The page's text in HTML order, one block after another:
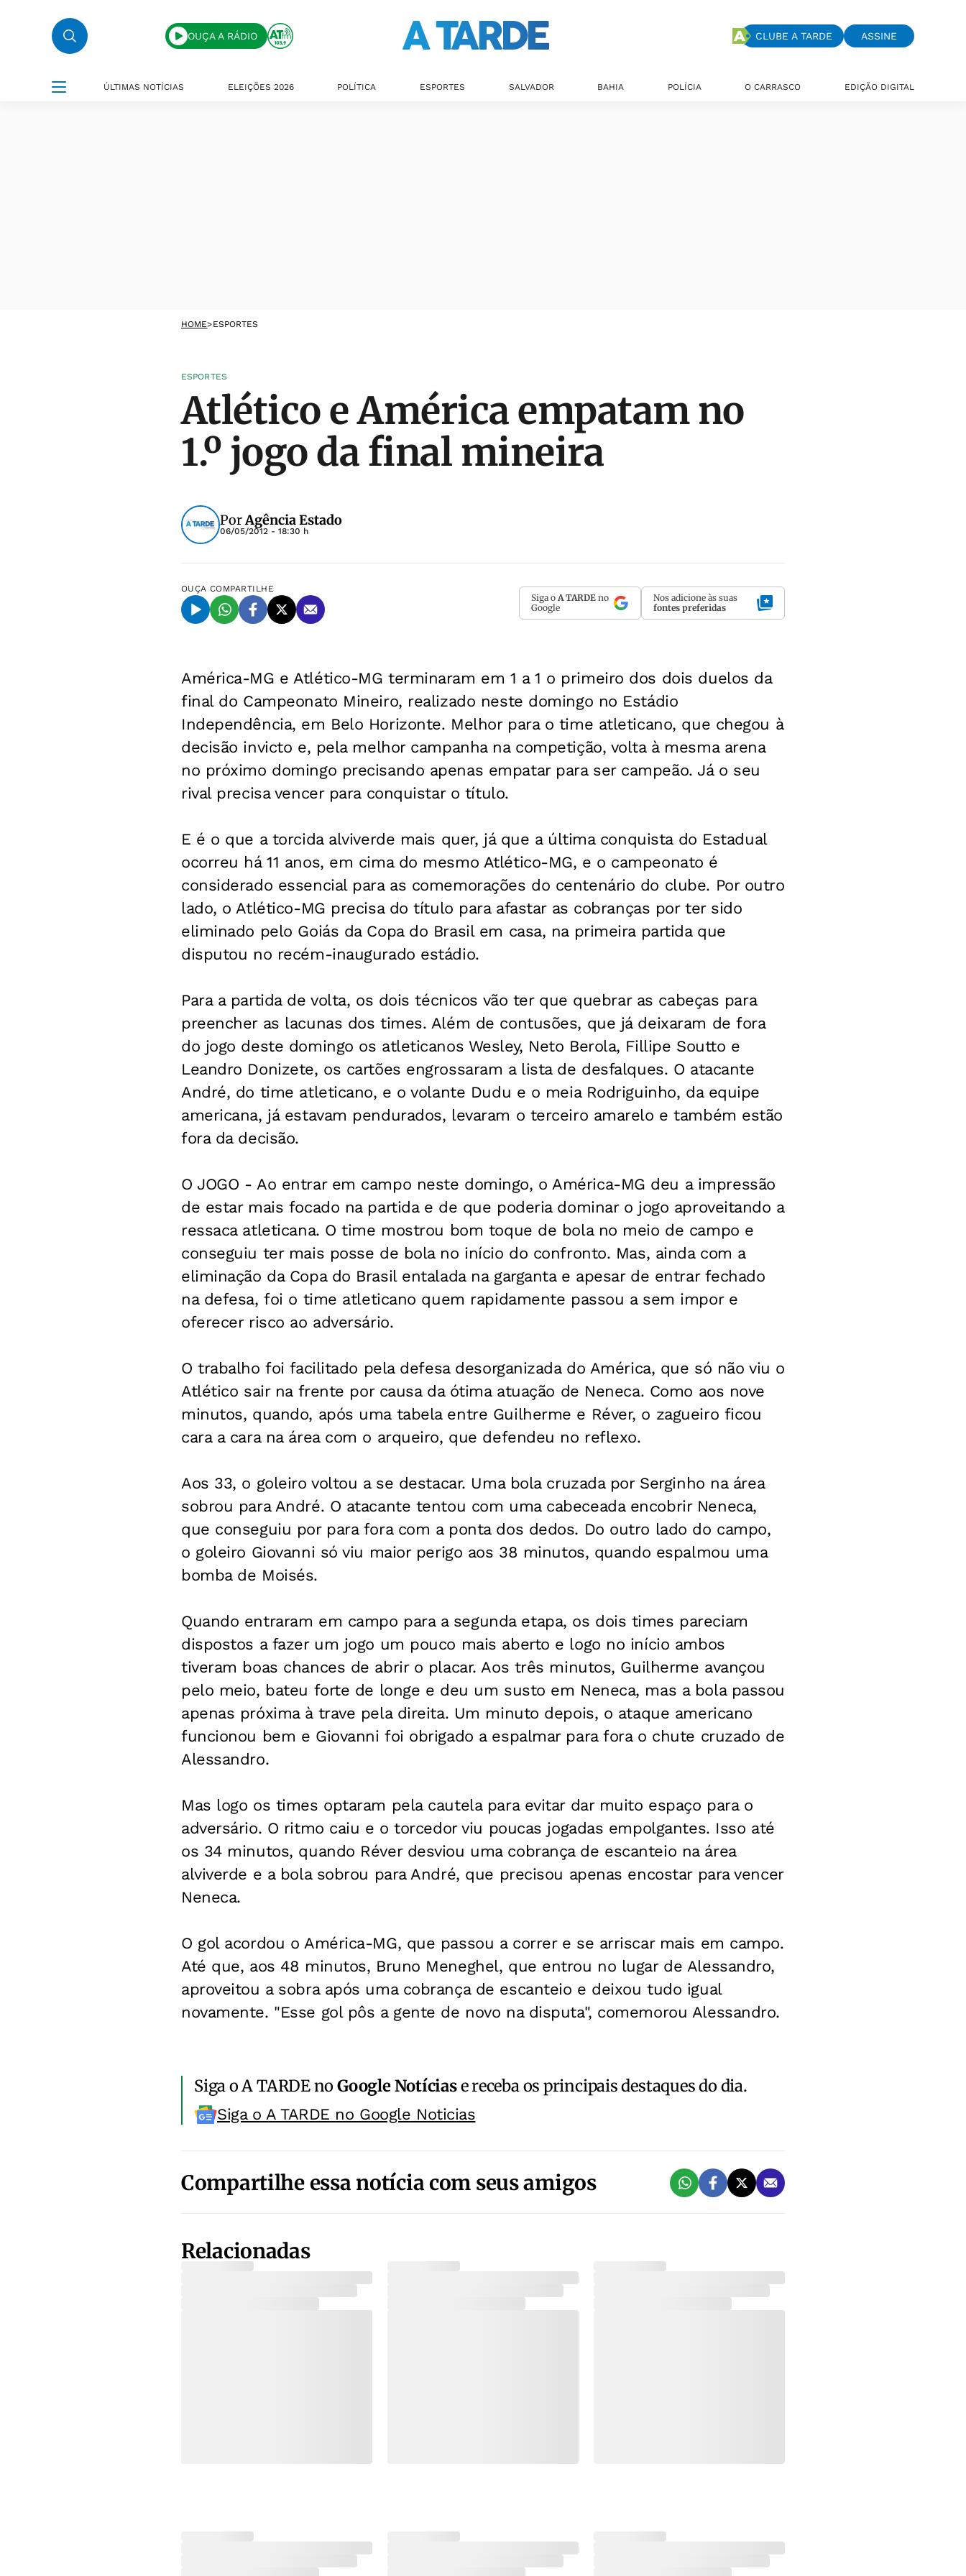
OUÇA A RÁDIO CLUBE A TARDE ASSINE
ÚLTIMAS NOTÍCIAS ELEIÇÕES 2026 POLÍTICA ESPORTES SALVADOR BAHIA POLÍCIA O CARRASCO EDIÇÃO DIGITAL
HOME>ESPORTES
ESPORTES
Atlético e América empatam no
1.º jogo da final mineira
PorAgência Estado
06/05/2012 - 18:30 h
OUÇA COMPARTILHE
Siga o A TARDE no
Google
Nos adicione às suas
fontes preferidas
América-MG e Atlético-MG terminaram em 1 a 1 o primeiro dos dois duelos da
final do Campeonato Mineiro, realizado neste domingo no Estádio
Independência, em Belo Horizonte. Melhor para o time atleticano, que chegou à
decisão invicto e, pela melhor campanha na competição, volta à mesma arena
no próximo domingo precisando apenas empatar para ser campeão. Já o seu
rival precisa vencer para conquistar o título.
E é o que a torcida alviverde mais quer, já que a última conquista do Estadual
ocorreu há 11 anos, em cima do mesmo Atlético-MG, e o campeonato é
considerado essencial para as comemorações do centenário do clube. Por outro
lado, o Atlético-MG precisa do título para afastar as cobranças por ter sido
eliminado pelo Goiás da Copa do Brasil em casa, na primeira partida que
disputou no recém-inaugurado estádio.
Para a partida de volta, os dois técnicos vão ter que quebrar as cabeças para
preencher as lacunas dos times. Além de contusões, que já deixaram de fora
do jogo deste domingo os atleticanos Wesley, Neto Berola, Fillipe Soutto e
Leandro Donizete, os cartões engrossaram a lista de desfalques. O atacante
André, do time atleticano, e o volante Dudu e o meia Rodriguinho, da equipe
americana, já estavam pendurados, levaram o terceiro amarelo e também estão
fora da decisão.
O JOGO - Ao entrar em campo neste domingo, o América-MG deu a impressão
de estar mais focado na partida e de que poderia dominar o jogo aproveitando a
ressaca atleticana. O time mostrou bom toque de bola no meio de campo e
conseguiu ter mais posse de bola no início do confronto. Mas, ainda com a
eliminação da Copa do Brasil entalada na garganta e apesar de entrar fechado
na defesa, foi o time atleticano quem rapidamente passou a sem impor e
oferecer risco ao adversário.
O trabalho foi facilitado pela defesa desorganizada do América, que só não viu o
Atlético sair na frente por causa da ótima atuação de Neneca. Como aos nove
minutos, quando, após uma tabela entre Guilherme e Réver, o zagueiro ficou
cara a cara na área com o arqueiro, que defendeu no reflexo.
Aos 33, o goleiro voltou a se destacar. Uma bola cruzada por Serginho na área
sobrou para André. O atacante tentou com uma cabeceada encobrir Neneca,
que conseguiu por para fora com a ponta dos dedos. Do outro lado do campo,
o goleiro Giovanni só viu maior perigo aos 38 minutos, quando espalmou uma
bomba de Moisés.
Quando entraram em campo para a segunda etapa, os dois times pareciam
dispostos a fazer um jogo um pouco mais aberto e logo no início ambos
tiveram boas chances de abrir o placar. Aos três minutos, Guilherme avançou
pelo meio, bateu forte de longe e deu um susto em Neneca, mas a bola passou
apenas próxima à trave pela direita. Um minuto depois, o ataque americano
funcionou bem e Giovanni foi obrigado a espalmar para fora o chute cruzado de
Alessandro.
Mas logo os times optaram pela cautela para evitar dar muito espaço para o
adversário. O ritmo caiu e o torcedor viu poucas jogadas empolgantes. Isso até
os 34 minutos, quando Réver desviou uma cobrança de escanteio na área
alviverde e a bola sobrou para André, que precisou apenas encostar para vencer
Neneca.
O gol acordou o América-MG, que passou a correr e se arriscar mais em campo.
Até que, aos 48 minutos, Bruno Meneghel, que entrou no lugar de Alessandro,
aproveitou a sobra após uma cobrança de escanteio e deixou tudo igual
novamente. "Esse gol pôs a gente de novo na disputa", comemorou Alessandro.
Siga o A TARDE noGoogle Notíciase receba os principais destaques do dia.
Siga o A TARDE no Google Noticias
Compartilhe essa notícia com seus amigos
Relacionadas